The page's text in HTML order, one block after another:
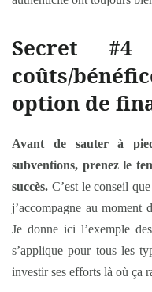
Secret
coûts/
option de
Avant de sauter à
subventions, prenez le
succès. C’est le conseil
j’accompagne au moment
Je donne ici l’exemple
s’applique pour tous les
investir ses efforts là où ça